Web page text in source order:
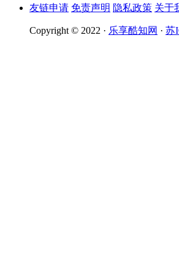
友链申请 免责声明 隐私政策 关于
Copyright © 2022 · 乐享酷知网 · 苏